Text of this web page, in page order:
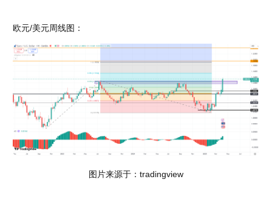
欧元/美元周线图：
图片来源于：tradingview